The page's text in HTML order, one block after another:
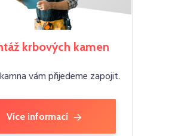
krbových kamen
vám přijedeme zapojit.
Více informací